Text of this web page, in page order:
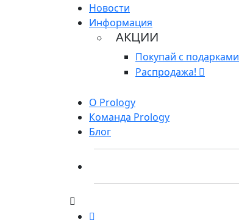
Новости
Информация
АКЦИИ
Покупай с подарками
Распродажа!
О Prology
Команда Prology
Блог